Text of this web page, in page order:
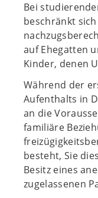
Bei
beschränkt
auf Ehegatten
Kinder, denen
Während der
Aufenthalts in
an die
familiäre
besteht, Sie
Besitz eines
zugelassenen